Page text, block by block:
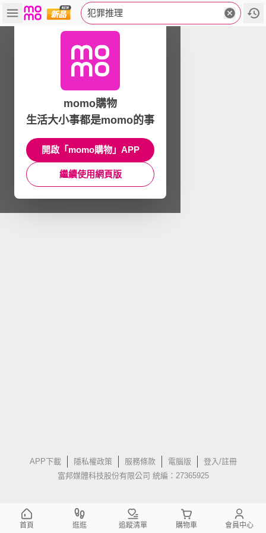
犯罪推理
APP下載 隱私權政策 服務條款 電腦版
登入/註冊
富邦媒體科技股份有限公司 統編：27365925
momo購物
生活大小事都是momo的事
開啟「momo購物」APP
繼續使用網頁版
首頁 逛逛 追蹤清單 購物車 會員中心